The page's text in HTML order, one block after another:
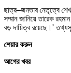
ছাত্র–জনতার নেতৃত্বে শেখ
সম্মান জানিয়ে তারেক
বড় দায়িত্ব রয়েছে।’
শেয়ার করুন
আগের খবর